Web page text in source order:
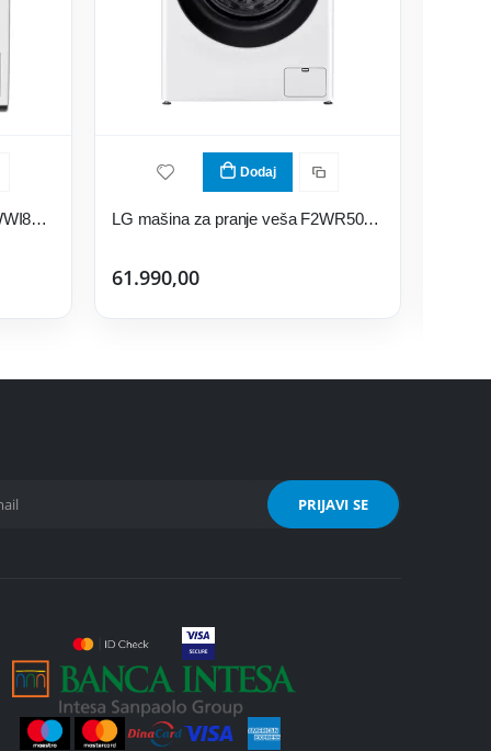
Miele mašina za pranje veša WWI880 WCS 125 Gala Edition
Dodaj
LG mašina za pranje veša F2WR509SBW Slim
61.990,00